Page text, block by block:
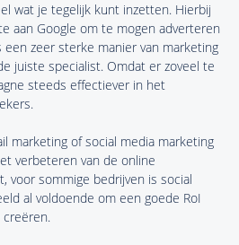
wat je tegelijk kunt inzetten. Hierbij
aan Google om te mogen adverteren
een zeer sterke manier van marketing
juiste specialist. Omdat er zoveel te
steeds effectiever in het
marketing of social media marketing
verbeteren van de online
voor sommige bedrijven is social
al voldoende om een goede RoI